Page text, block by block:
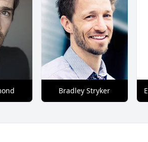
Bradley Stryker